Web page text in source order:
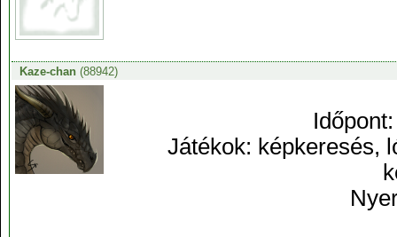
Kaze-chan(88942)
Játékok: képkeresés,